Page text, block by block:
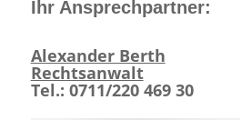
Ihr Ansprechpartner:
Alexander Berth
Rechtsanwalt
Tel.: 0711/220 469 30